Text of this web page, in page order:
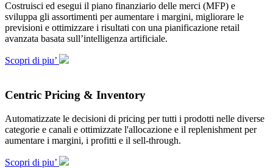
Costruisci ed esegui il piano finanziario delle merci (MFP) e
sviluppa gli assortimenti per aumentare i margini, migliorare le
previsioni e ottimizzare i risultati con una pianificazione retail
avanzata basata sull’intelligenza artificiale.
Scopri di piu’
Centric Pricing & Inventory
Automatizzate le decisioni di pricing per tutti i prodotti nelle diverse
categorie e canali e ottimizzate l'allocazione e il replenishment per
aumentare i margini, i profitti e il sell-through.
Scopri di piu’